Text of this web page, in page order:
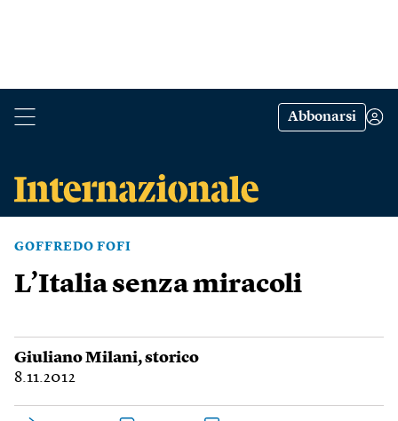
Abbonarsi
GOFFREDO FOFI
L’Italia senza miracoli
Giuliano Milani, storico
8.11.2012